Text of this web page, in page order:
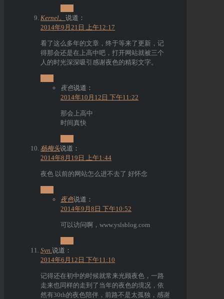
Kernel。 说道：
2014年9月21日 上午12:17
看了这么多年的文章，终于等来了更新，记
得那会还是在上高中吧，打开网站就被三个
人的时光深深吸引感谢夜色的精彩文字。
夜色说道：
2014年10月12日 下午11:22
那会上高中
时间真快
杨梅头说道：
2014年8月19日 上午1:44
夜色 以前的网站怎么进不去了 好怀念
夜色说道：
2014年9月8日 下午10:52
可以访问啊，www.yslsblog.com
Syn. 说道：
2014年6月12日 下午11:10
记得还在初中的时候就常来光顾夜色，一路
走来也同样的走到了当年的夜色的境况，依
然有30th的夜色陪伴，前路不是太孤独，感谢